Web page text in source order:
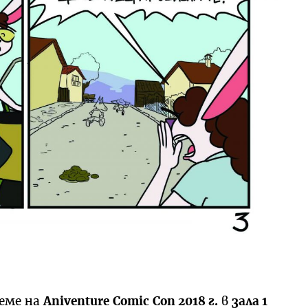
на Aniventure Comic Con 2018 г. в зала 1